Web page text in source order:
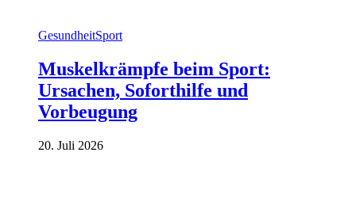
GesundheitSport
Muskelkrämpfe beim Sport:
Ursachen, Soforthilfe und
Vorbeugung
20. Juli 2026